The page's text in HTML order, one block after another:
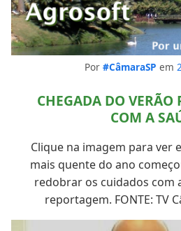
Por #CâmaraSP em
CHEGADA DO VERÃO
COM A
Clique na imagem para ver
mais quente do ano
redobrar os cuidados com
reportagem. FONTE: TV